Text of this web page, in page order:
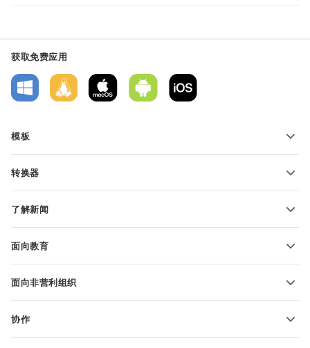
获取免费应用
模板
文本文档模板
转换器
转换电子表格
了解新闻
面向教育
适用于教育人士
面向非营利组织
申请免费帐户
协作